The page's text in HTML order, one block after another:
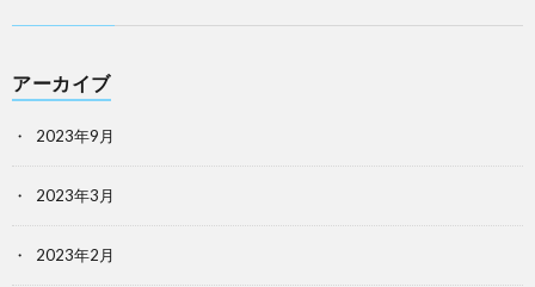
アーカイブ
2023年9月
2023年3月
2023年2月